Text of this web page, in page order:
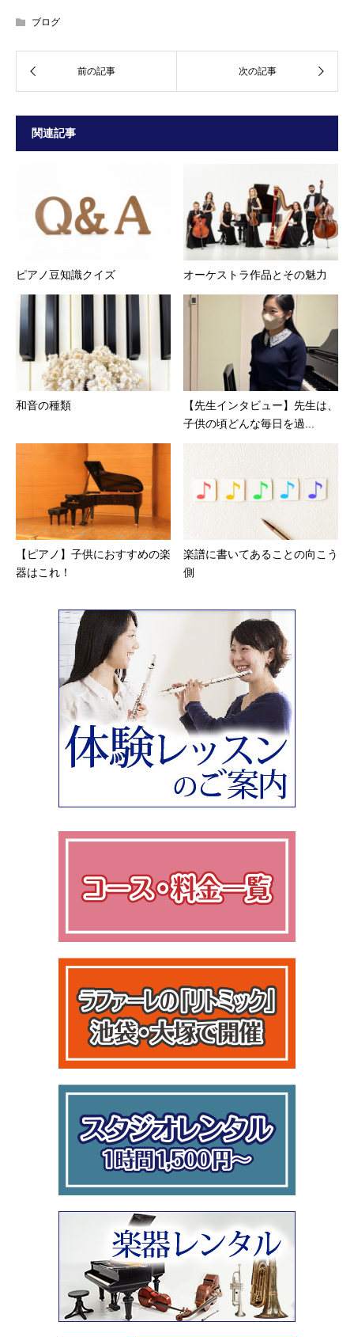
ブログ
関連記事
ピアノ豆知識クイズ オーケストラ作品とその魅力
和音の種類
【先生インタビュー】先生は、
子供の頃どんな毎日を過...
【ピアノ】子供におすすめの楽
器はこれ！
楽譜に書いてあることの向こう
側